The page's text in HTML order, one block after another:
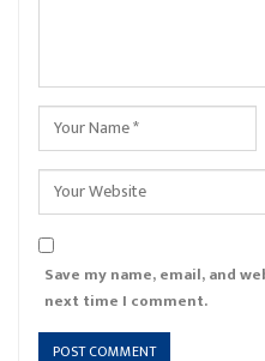
Save my name, email, and
next time I comment.